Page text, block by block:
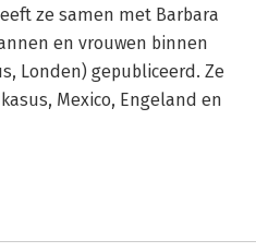
ze samen met Barbara
en vrouwen binnen
Londen) gepubliceerd. Ze
Mexico, Engeland en